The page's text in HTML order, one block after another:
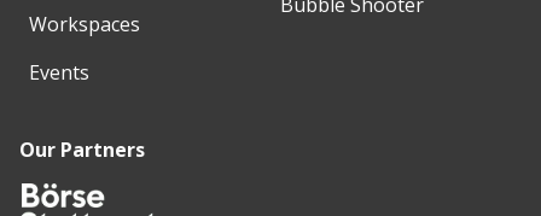
Workspaces
Events
Our Partners